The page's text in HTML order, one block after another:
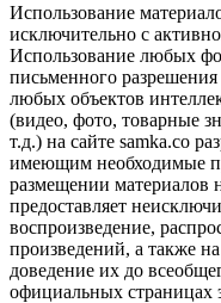
Использование
исключительно с
Использование любых
письменного
любых объектов
(видео, фото, товарные
т.д.) на сайте samka.co
имеющим необходимые
размещении материалов
предоставляет
воспроизведение,
произведений, а также
доведение их до
официальных страницах